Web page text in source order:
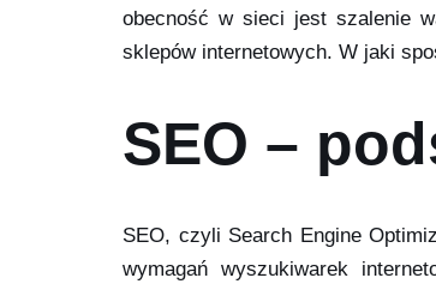
obecność w sieci jest szalenie
sklepów internetowych. W jaki
SEO –
SEO, czyli Search Engine
wymagań wyszukiwarek